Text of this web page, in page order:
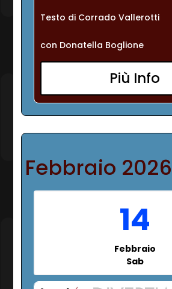
Testo di Corrado Vallerotti
con Donatella Boglione
Più Info
Febbraio 2026
14
Febbraio
Sab